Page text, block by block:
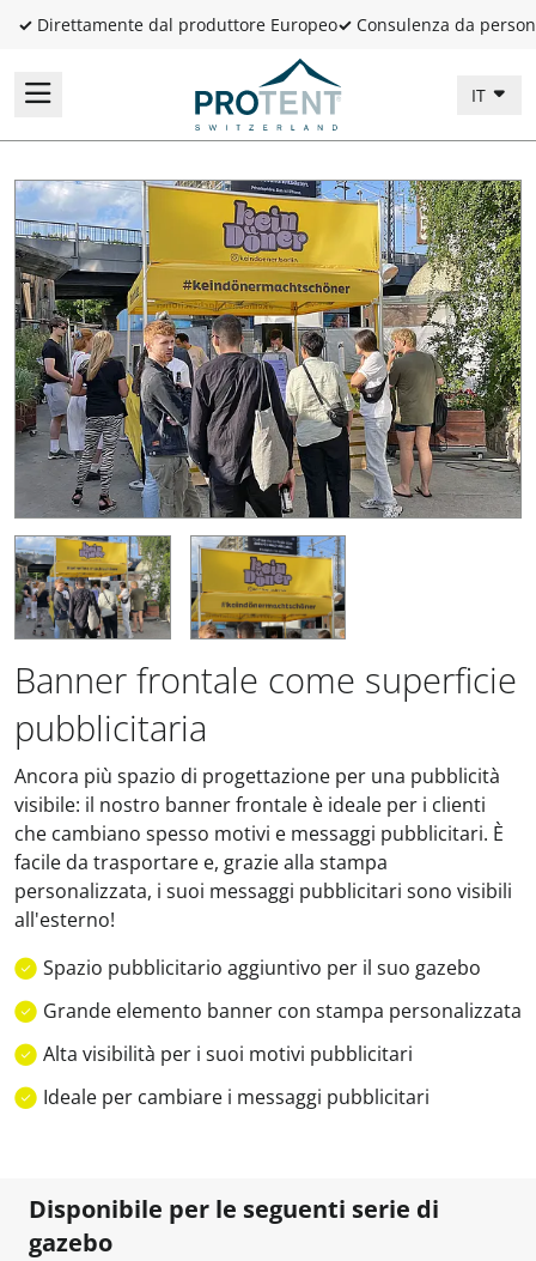
✓ Direttamente dal produttore Europeo✓ Consulenza da
IT
Banner frontale come superficie
pubblicitaria
Ancora più spazio di progettazione per una pubblicità
visibile: il nostro banner frontale è ideale per i clienti
che cambiano spesso motivi e messaggi pubblicitari. È
facile da trasportare e, grazie alla stampa
personalizzata, i suoi messaggi pubblicitari sono visibili
all'esterno!
Spazio pubblicitario aggiuntivo per il suo gazebo
Grande elemento banner con stampa personalizzata
Alta visibilità per i suoi motivi pubblicitari
Ideale per cambiare i messaggi pubblicitari
Disponibile per le seguenti serie di
gazebo